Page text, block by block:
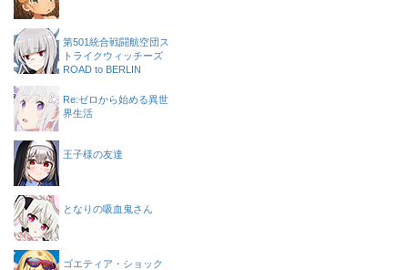
第501統合戦闘航空団ス
トライクウィッチーズ
ROAD to BERLIN
Re:ゼロから始める異世
界生活
王子様の友達
となりの吸血鬼さん
ゴエティア・ショック